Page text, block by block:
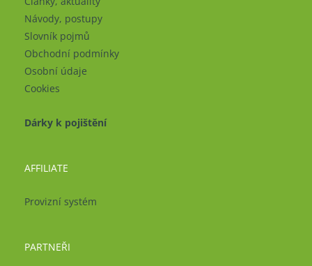
Návody, postupy
Slovník pojmů
Obchodní podmínky
Osobní údaje
Cookies
Dárky k pojištění
AFFILIATE
Provizní systém
PARTNEŘI